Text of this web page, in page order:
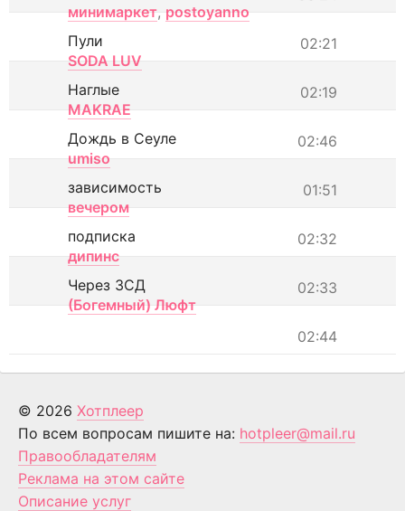
минимаркет, postoyanno
02:21
Пули
SODA LUV
02:19
Наглые
MAKRAE
02:46
Дождь в Сеуле
umiso
01:51
зависимость
вечером
02:32
подписка
дипинс
02:33
Через ЗСД
(Богемный) Люфт
02:44
© 2026 Хотплеер
По всем вопросам пишите на: hotpleer@mail.ru
Правообладателям
Реклама на этом сайте
Описание услуг